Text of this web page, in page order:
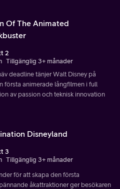
Of The Animated
2
Tillgänglig 3+ månader
deadline tänjer Walt Disney på
första animerade långfilmen i full
av passion och teknisk innovation
Disneyland
3
Tillgänglig 3+ månader
för att skapa den första
åkattraktioner ger besökaren